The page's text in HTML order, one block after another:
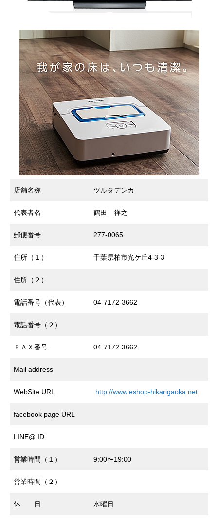
店舗名称 ツルタデンカ
代表者名 鶴田 祥之
郵便番号 277-0065
住所（１） 千葉県柏市光ケ丘4-3-3
住所（２）
電話番号（代表） 04-7172-3662
電話番号（２）
ＦＡＸ番号 04-7172-3662
Mail address
WebSite URL http://www.eshop-hikarigaoka.net
facebook page URL
LINE@ ID
営業時間（１） 9:00〜19:00
営業時間（２）
休 日 水曜日